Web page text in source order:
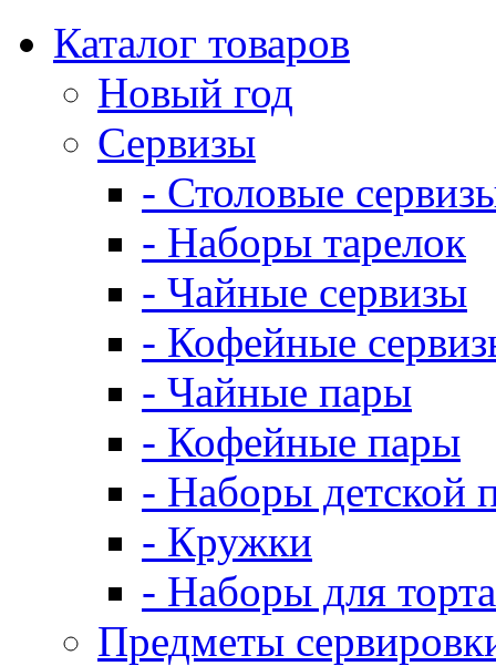
Каталог товаров
Новый год
Сервизы
- Столовые
- Наборы тарелок
- Чайные сервизы
- Кофейные
- Чайные пары
- Кофейные пары
- Наборы детской
- Кружки
- Наборы для торта
Предметы